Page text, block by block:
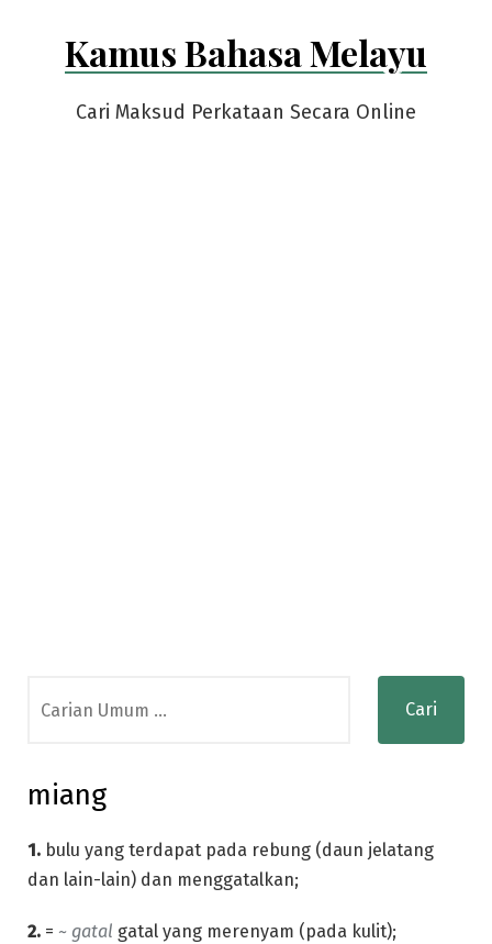
Kamus Bahasa Melayu
Cari Maksud Perkataan Secara Online
for:
miang
1. bulu yang terdapat pada rebung (daun jelatang
dan lain-lain) dan menggatalkan;
2. = ~ gatal gatal yang merenyam (pada kulit);